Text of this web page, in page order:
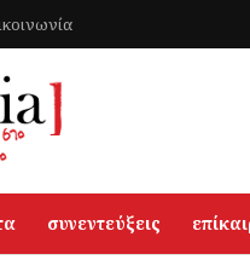
συνεντεύξεις